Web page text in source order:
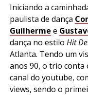
Iniciando a
paulista de dança
Guilherme e
dança no estilo Hit
Atlanta. Tendo um
anos 90, o trio conta
canal do youtube,
views, sendo o